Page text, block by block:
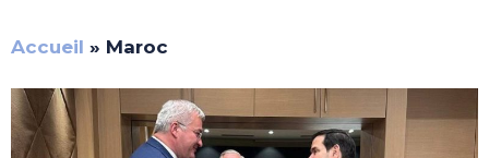
Accueil » Maroc